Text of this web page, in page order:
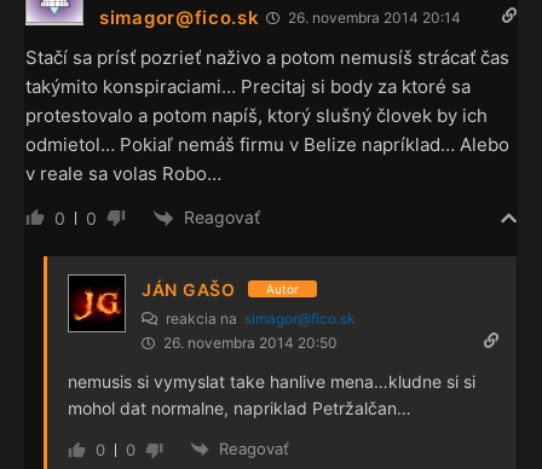
simagor@fico.sk 26. novembra 2014 20:14
Stačí sa prísť pozrieť naživo a potom nemusíš strácať čas
takýmito konspiraciami… Precitaj si body za ktoré sa
protestovalo a potom napíš, ktorý slušný človek by ich
odmietol… Pokiaľ nemáš firmu v Belize napríklad… Alebo
v reale sa volas Robo…
0 0 Reagovať
JÁN GAŠO Autor
reakcia na simagor@fico.sk
26. novembra 2014 20:50
nemusis si vymyslat take hanlive mena…kludne si si
mohol dat normalne, napriklad Petržalčan…
0 0 Reagovať